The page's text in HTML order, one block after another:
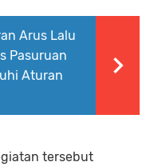
Arus Lalu
Pasuruan
Aturan
tersebut